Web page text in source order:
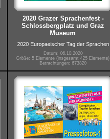
2020 Grazer Sprachenfest -
Schlossbergplatz und Graz
Museum
2020 Europaeischer Tag der Sprachen
Datum: 06.10.2020
Größe: 5 Elemente (insgesamt 425 Elemente)
Betrachtungen: 673820